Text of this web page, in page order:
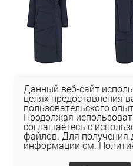
Данный веб-сайт
целях предоставления
пользовательского
Продолжая
соглашаетесь с
файлов. Для получения
информации см.